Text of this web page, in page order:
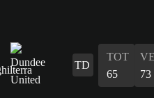
TD
TOT
65
73